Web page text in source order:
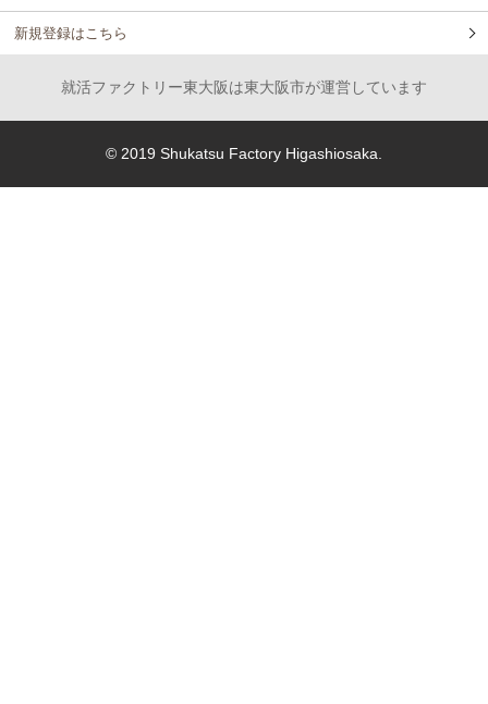
新規登録はこちら
就活ファクトリー東大阪は東大阪市が運営しています
© 2019 Shukatsu Factory Higashiosaka.